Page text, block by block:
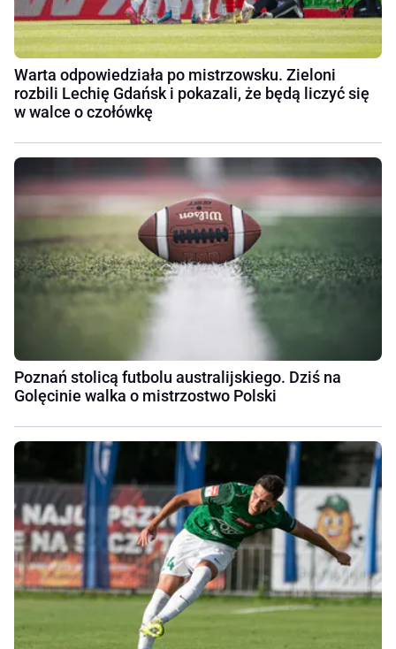
Warta odpowiedziała po mistrzowsku. Zieloni
rozbili Lechię Gdańsk i pokazali, że będą liczyć się
w walce o czołówkę
Poznań stolicą futbolu australijskiego. Dziś na
Golęcinie walka o mistrzostwo Polski